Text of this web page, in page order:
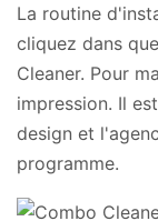
La routine
cliquez dans
Cleaner. Pour
impression. Il
design et
programme.